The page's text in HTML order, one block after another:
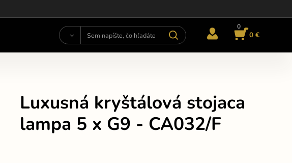
0
0 €
Luxusná kryštálová stojaca
lampa 5 x G9 - CA032/F